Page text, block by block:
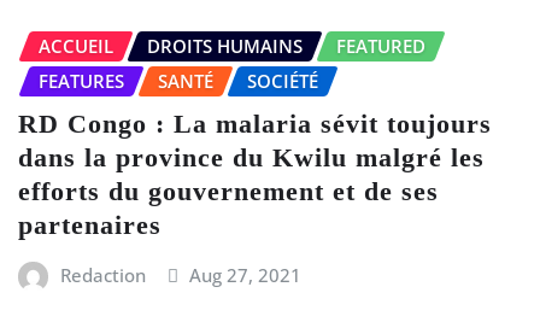
ACCUEIL DROITS HUMAINS
FEATURED
FEATURES
SANTÉ SOCIÉTÉ
RD Congo : La malaria sévit toujours
dans la province du Kwilu malgré les
efforts du gouvernement et de ses
partenaires
Redaction Aug 27, 2021